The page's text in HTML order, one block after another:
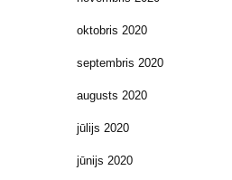
oktobris 2020
septembris 2020
augusts 2020
jūlijs 2020
jūnijs 2020